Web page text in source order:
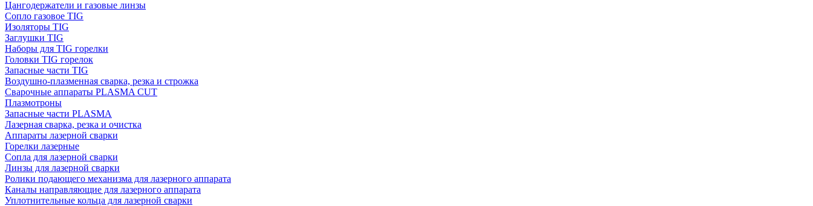
Цангодержатели и газовые линзы
Сопло газовое TIG
Изоляторы TIG
Заглушки TIG
Наборы для TIG горелки
Головки TIG горелок
Запасные части TIG
Воздушно-плазменная сварка, резка и строжка
Сварочные аппараты PLASMA CUT
Плазмотроны
Запасные части PLASMA
Лазерная сварка, резка и очистка
Аппараты лазерной сварки
Горелки лазерные
Сопла для лазерной сварки
Линзы для лазерной сварки
Ролики подающего механизма для лазерного аппарата
Каналы направляющие для лазерного аппарата
Уплотнительные кольца для лазерной сварки